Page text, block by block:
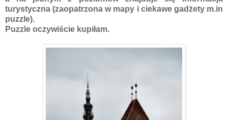
turystyczna (zaopatrzona w mapy i ciekawe gadżety m.in
puzzle).
Puzzle oczywiście kupiłam.